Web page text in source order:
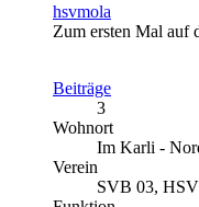
hsvmola
Zum ersten Mal auf
Beiträge
3
Wohnort
Im Karli -
Verein
SVB 03, HSV